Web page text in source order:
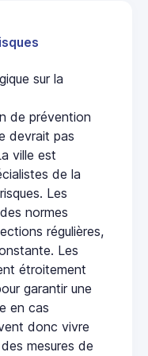
sur la
de prévention
devrait pas
ville est
de la
Les
normes
régulières,
Les
étroitement
garantir une
en cas
donc vivre
mesures de